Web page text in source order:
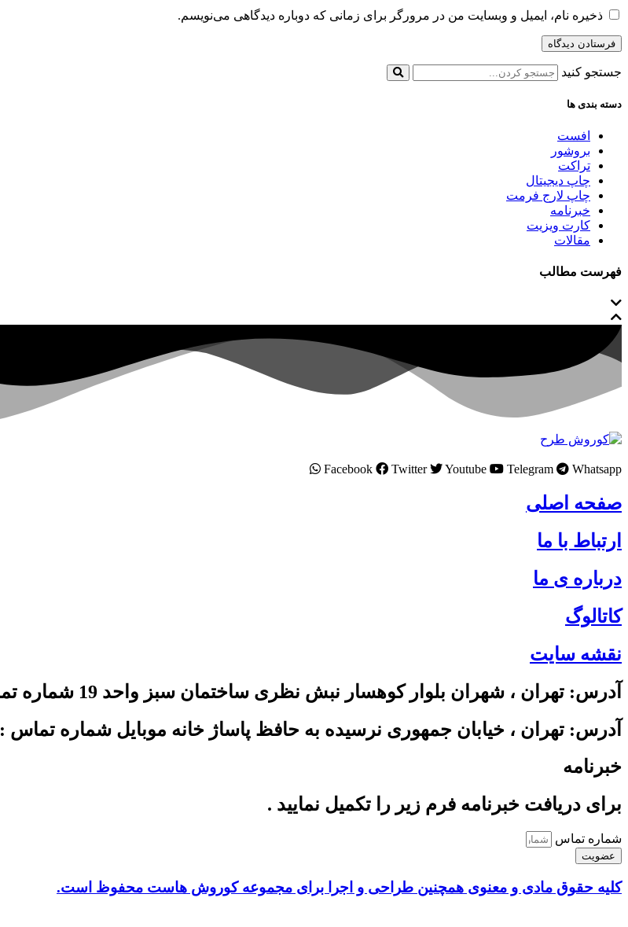
ذخیره نام، ایمیل و وبسایت من در مرورگر برای زمانی که دوباره دیدگاهی می‌نویسم.
جستجو کنید
دسته بندی ها
افست
بروشور
تراکت
چاپ دیجیتال
چاپ لارج فرمت
خبرنامه
کارت ویزیت
مقالات
فهرست مطالب
Facebook Twitter Youtube Telegram Whatsapp
صفحه اصلی
ارتباط با ما
درباره ی ما
کاتالوگ
نقشه سایت
آدرس: تهران ، شهران بلوار کوهسار نبش نظری ساختمان سبز واحد 19 شماره تماس : 02144354308
آدرس: تهران ، خیابان جمهوری نرسیده به حافظ پاساژ خانه موبایل شماره تماس : 02166764296
خبرنامه
برای دریافت خبرنامه فرم زیر را تکمیل نمایید .
شماره تماس
عضویت
کلیه حقوق مادی و معنوی همچنین طراحی و اجرا برای مجموعه کوروش هاست محفوظ است.